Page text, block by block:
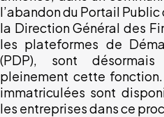
l’abandon du Portail
la Direction Général des
les plateformes de
(PDP), sont
pleinement cette
immatriculées sont
les entreprises dans ce